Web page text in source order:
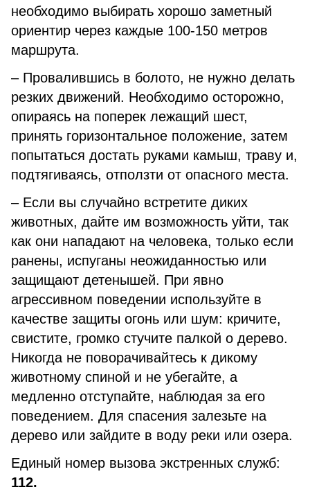
необходимо выбирать хорошо заметный
ориентир через каждые 100-150 метров
маршрута.
– Провалившись в болото, не нужно делать
резких движений. Необходимо осторожно,
опираясь на поперек лежащий шест,
принять горизонтальное положение, затем
попытаться достать руками камыш, траву и,
подтягиваясь, отползти от опасного места.
– Если вы случайно встретите диких
животных, дайте им возможность уйти, так
как они нападают на человека, только если
ранены, испуганы неожиданностью или
защищают детенышей. При явно
агрессивном поведении используйте в
качестве защиты огонь или шум: кричите,
свистите, громко стучите палкой о дерево.
Никогда не поворачивайтесь к дикому
животному спиной и не убегайте, а
медленно отступайте, наблюдая за его
поведением. Для спасения залезьте на
дерево или зайдите в воду реки или озера.
Единый номер вызова экстренных служб:
112.